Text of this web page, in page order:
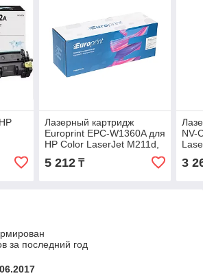
Лазерный картридж
Europrint EPC-W1360A для
HP Color LaserJet M211d,
M211dw, M236d, M236dw,
M236sdn, M236sdw
5 212₸
NV-
3
за последний год